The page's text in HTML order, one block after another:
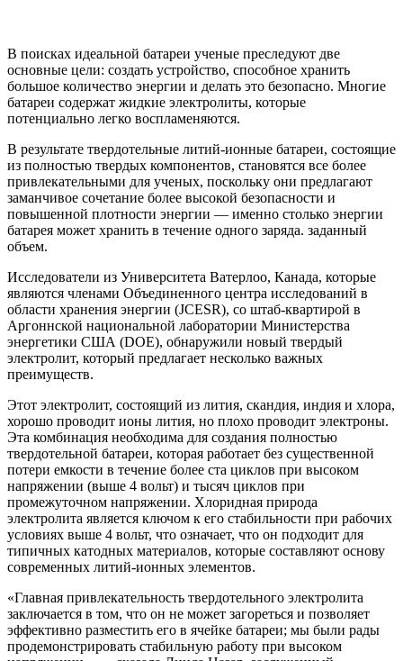
В поисках идеальной батареи ученые преследуют две
основные цели: создать устройство, способное хранить
большое количество энергии и делать это безопасно. Многие
батареи содержат жидкие электролиты, которые
потенциально легко воспламеняются.
В результате твердотельные литий-ионные батареи, состоящие
из полностью твердых компонентов, становятся все более
привлекательными для ученых, поскольку они предлагают
заманчивое сочетание более высокой безопасности и
повышенной плотности энергии — именно столько энергии
батарея может хранить в течение одного заряда. заданный
объем.
Исследователи из Университета Ватерлоо, Канада, которые
являются членами Объединенного центра исследований в
области хранения энергии (JCESR), со штаб-квартирой в
Аргоннской национальной лаборатории Министерства
энергетики США (DOE), обнаружили новый твердый
электролит, который предлагает несколько важных
преимуществ.
Этот электролит, состоящий из лития, скандия, индия и хлора,
хорошо проводит ионы лития, но плохо проводит электроны.
Эта комбинация необходима для создания полностью
твердотельной батареи, которая работает без существенной
потери емкости в течение более ста циклов при высоком
напряжении (выше 4 вольт) и тысяч циклов при
промежуточном напряжении. Хлоридная природа
электролита является ключом к его стабильности при рабочих
условиях выше 4 вольт, что означает, что он подходит для
типичных катодных материалов, которые составляют основу
современных литий-ионных элементов.
«Главная привлекательность твердотельного электролита
заключается в том, что он не может загореться и позволяет
эффективно разместить его в ячейке батареи; мы были рады
продемонстрировать стабильную работу при высоком